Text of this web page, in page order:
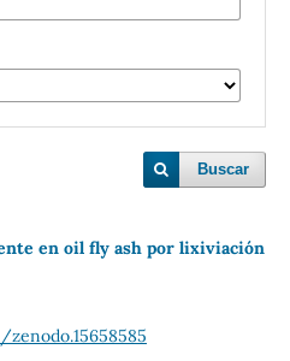
Buscar
en oil fly ash por lixiviación